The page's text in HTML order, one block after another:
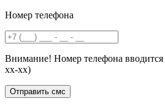
Номер телефона
Внимание! Номер телефона
хх-хх)